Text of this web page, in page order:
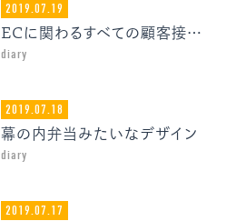
2019.07.19
ECに関わるすべての顧客接点をデザインしよう
diary
2019.07.18
幕の内弁当みたいなデザイン
diary
2019.07.17